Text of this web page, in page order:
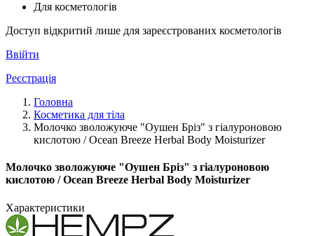
Для косметологів
Доступ відкритий лише для зареєстрованих косметологів
Ввійти
Реєстрація
Головна
Косметика для тіла
Молочко зволожуюче "Оушен Бріз" з гіалуроновою
кислотою / Ocean Breeze Herbal Body Moisturizer
Молочко зволожуюче "Оушен Бріз" з гіалуроновою
кислотою / Ocean Breeze Herbal Body Moisturizer
Характеристики